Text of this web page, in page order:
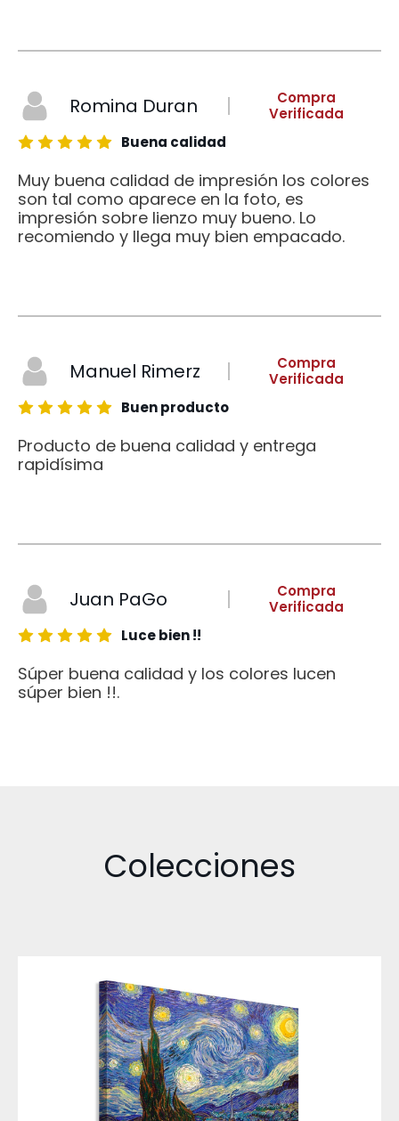
Romina Duran
Compra
Verificada
Buena calidad
Muy buena calidad de impresión los colores
son tal como aparece en la foto, es
impresión sobre lienzo muy bueno. Lo
recomiendo y llega muy bien empacado.
Manuel Rimerz
Compra
Verificada
Buen producto
Producto de buena calidad y entrega
rapidísima
Juan PaGo
Compra
Verificada
Luce bien !!
Súper buena calidad y los colores lucen
súper bien !!.
Colecciones